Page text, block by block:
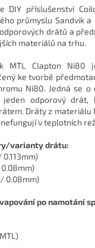
DIY příslušenství
průmyslu Sandvik a
drátů a
materiálů na trhu.
MTL Clapton Ni80
ke tvorbě
Ni80. Jedná se o
odporový drát,
Dráty z materiálu
v teplotních
varianty drátu:
0.08mm)
po namotání